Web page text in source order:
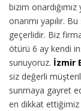
bizim
onarımı yapılır.
geçerlidir. Biz
ötürü 6 ay kendi
sunuyoruz. İzmir
siz değerli
sunmaya gayret
en dikkat